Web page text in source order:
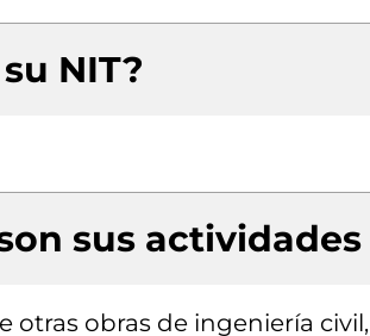
NIT?
sus
otras obras de ingeniería